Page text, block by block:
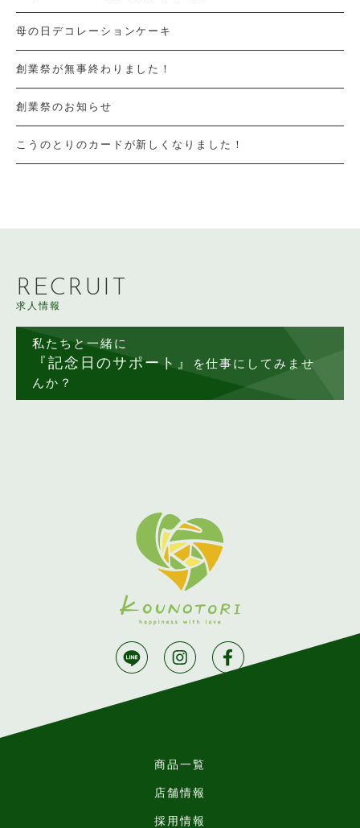
母の日デコレーションケーキ
創業祭が無事終わりました！
創業祭のお知らせ
こうのとりのカードが新しくなりました！
RECRUIT
求人情報
私たちと一緒に
『記念日のサポート』
を仕事にしてみませ
んか？
商品一覧
店舗情報
採用情報